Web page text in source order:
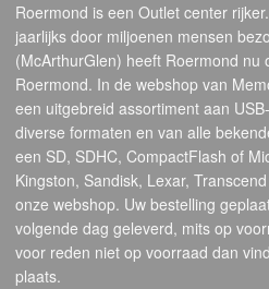
Roermond is een Outlet center
jaarlijks door miljoenen mensen
(McArthurGlen) heeft Roermond nu
Roermond. In de webshop van
een uitgebreid assortiment aan
diverse formaten en van alle
een SD, SDHC, CompactFlash of
Kingston, Sandisk, Lexar,
onze webshop. Uw bestelling
volgende dag geleverd, mits op
voor reden niet op voorraad dan
plaats.